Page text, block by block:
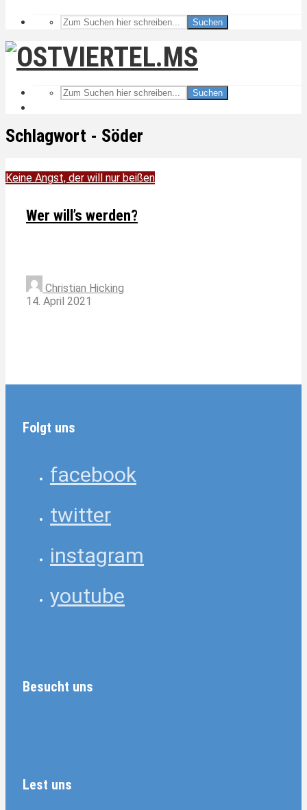
Suchen
Suchen
Schlagwort - Söder
Keine Angst, der will nur beißen
Wer will’s werden?
Christian Hicking
14. April 2021
Folgt uns
facebook
twitter
instagram
youtube
Besucht uns
Lest uns